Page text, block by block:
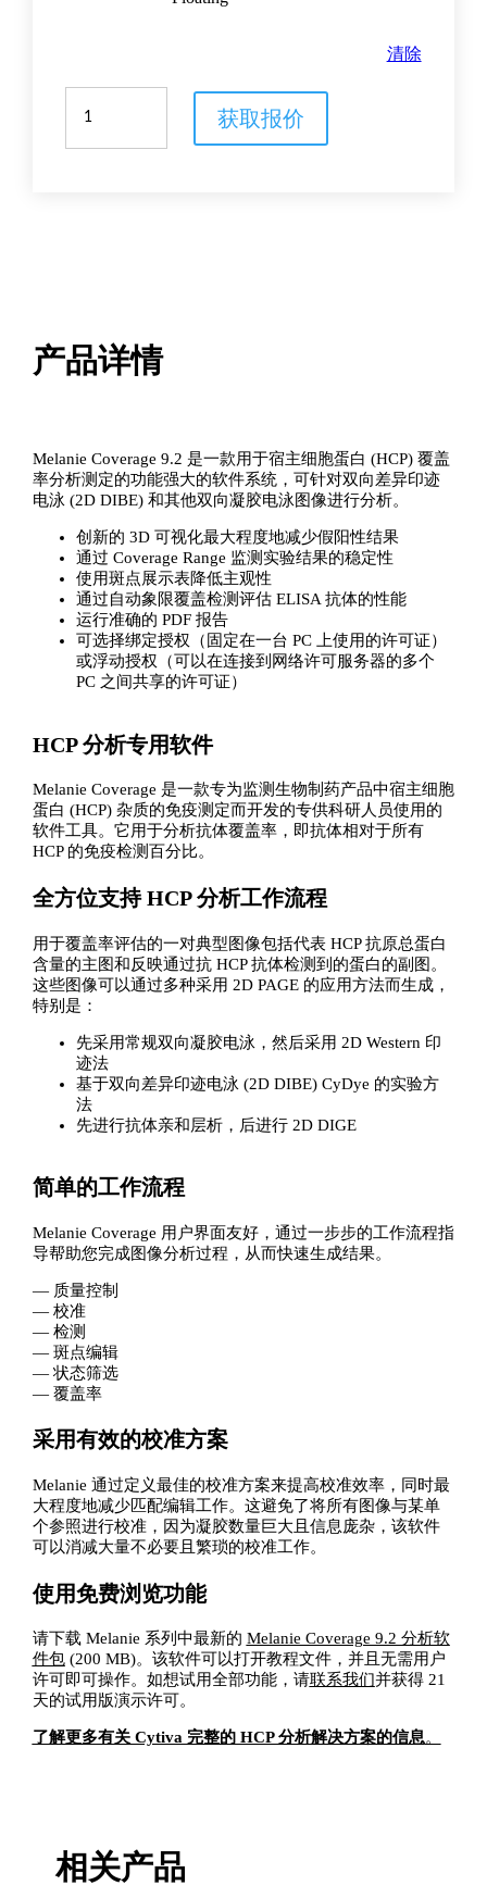
清除
Coverage
获取报价
产品详情
Melanie Coverage 9.2 是一款用于宿主细胞蛋白 (HCP) 覆盖
率分析测定的功能强大的软件系统，可针对双向差异印迹
电泳 (2D DIBE) 和其他双向凝胶电泳图像进行分析。
创新的 3D 可视化最大程度地减少假阳性结果
通过 Coverage Range 监测实验结果的稳定性
使用斑点展示表降低主观性
通过自动象限覆盖检测评估 ELISA 抗体的性能
运行准确的 PDF 报告
可选择绑定授权（固定在一台 PC 上使用的许可证）
或浮动授权（可以在连接到网络许可服务器的多个
PC 之间共享的许可证）
HCP 分析专用软件
Melanie Coverage 是一款专为监测生物制药产品中宿主细胞
蛋白 (HCP) 杂质的免疫测定而开发的专供科研人员使用的
软件工具。它用于分析抗体覆盖率，即抗体相对于所有
HCP 的免疫检测百分比。
全方位支持 HCP 分析工作流程
用于覆盖率评估的一对典型图像包括代表 HCP 抗原总蛋白
含量的主图和反映通过抗 HCP 抗体检测到的蛋白的副图。
这些图像可以通过多种采用 2D PAGE 的应用方法而生成，
特别是：
先采用常规双向凝胶电泳，然后采用 2D Western 印
迹法
基于双向差异印迹电泳 (2D DIBE) CyDye 的实验方
法
先进行抗体亲和层析，后进行 2D DIGE
简单的工作流程
Melanie Coverage 用户界面友好，通过一步步的工作流程指
导帮助您完成图像分析过程，从而快速生成结果。
— 质量控制
— 校准
— 检测
— 斑点编辑
— 状态筛选
— 覆盖率
采用有效的校准方案
Melanie 通过定义最佳的校准方案来提高校准效率，同时最
大程度地减少匹配编辑工作。这避免了将所有图像与某单
个参照进行校准，因为凝胶数量巨大且信息庞杂，该软件
可以消减大量不必要且繁琐的校准工作。
使用免费浏览功能
请下载 Melanie 系列中最新的 Melanie Coverage 9.2 分析软
件包(200 MB)。该软件可以打开教程文件，并且无需用户
许可即可操作。如想试用全部功能，请联系我们并获得 21
天的试用版演示许可。
了解更多有关 Cytiva 完整的 HCP 分析解决方案的信息。
相关产品